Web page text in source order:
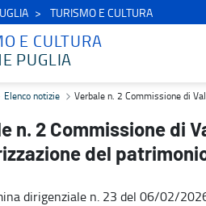
TURISMO E CULTURA
E CULTURA
PUGLIA
Valutazione - Avviso Pubblico
Elenco notizie Verbale n. 2 Commissione di
n. 2 Commissione di
del
dirigenziale n. 23 del 06/02/